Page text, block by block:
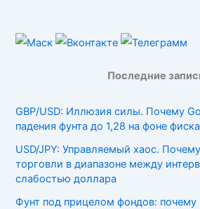
Последние
GBP/USD: Иллюзия силы. Почему
падения фунта до 1,28 на фоне
USD/JPY: Управляемый хаос.
торговли в диапазоне между
слабостью доллара
Фунт под прицелом фондов: почему